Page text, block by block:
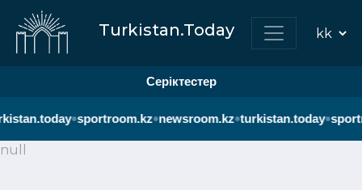
Turkistan.Today
Серіктестер
•sportroom.kz•newsroom.kz•turkistan.today•
null